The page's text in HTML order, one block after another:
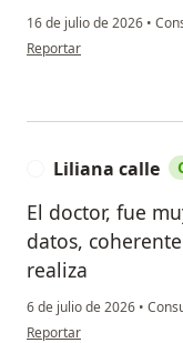
16 de julio de 2026 •
en opinión del usuario
Reportar
Liliana calle
El doctor, fue
datos,
realiza
6 de julio de 2026 •
en opinión del usuario
Reportar